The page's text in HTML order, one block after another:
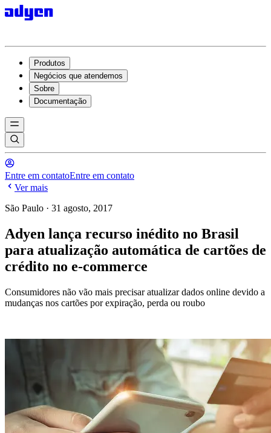
Produtos
Negócios que atendemos
Sobre
Documentação
Entre em contatoEntre em contato
Ver mais
São Paulo · 31 agosto, 2017
Adyen lança recurso inédito no Brasil
para atualização automática de cartões de
crédito no e-commerce
Consumidores não vão mais precisar atualizar dados online devido a
mudanças nos cartões por expiração, perda ou roubo